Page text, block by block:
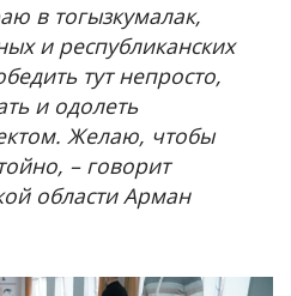
в тогызкумалак,
и республиканских
тут непросто,
и одолеть
Желаю, чтобы
– говорит
области Арман